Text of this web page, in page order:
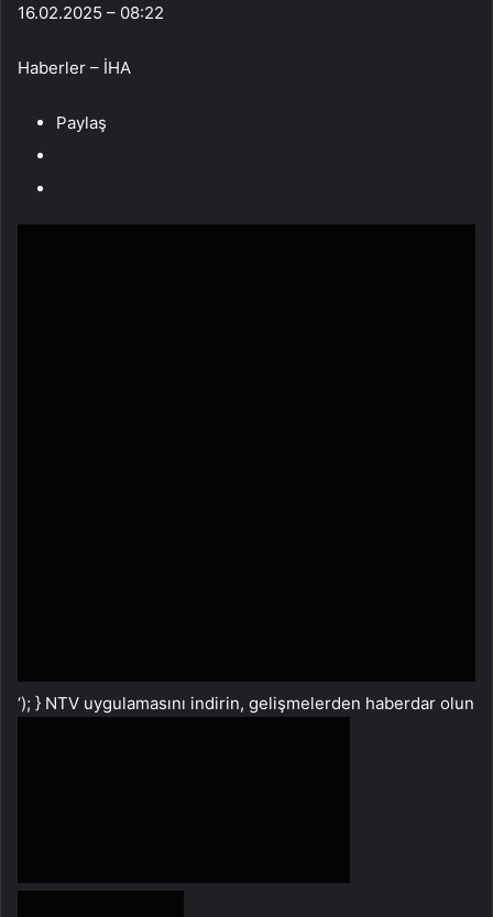
16.02.2025 – 08:22
Haberler – İHA
Paylaş
‘); } NTV uygulamasını indirin, gelişmelerden haberdar olun